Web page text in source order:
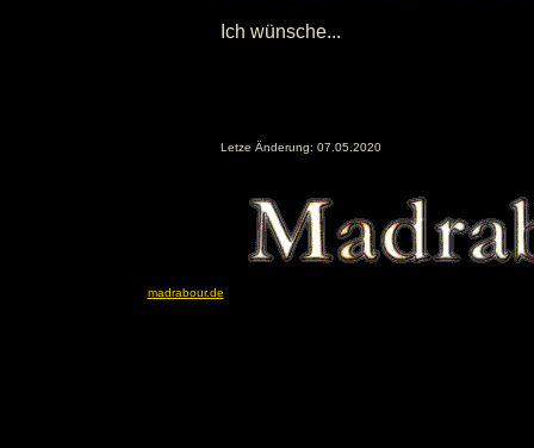
Ich wünsche...
Letze Änderung: 07.05.2020
madrabour.de